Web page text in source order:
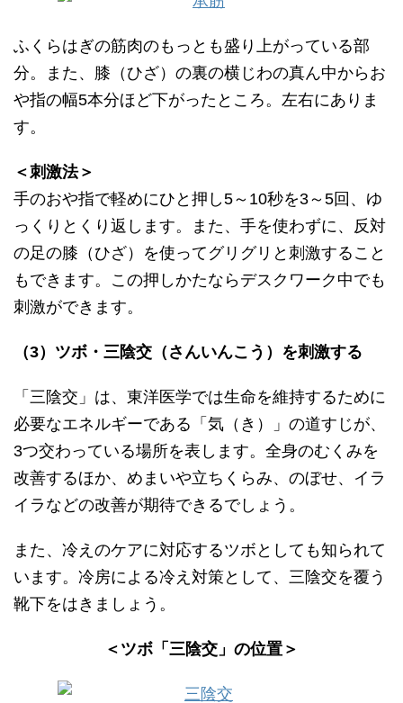
ふくらはぎの筋肉のもっとも盛り上がっている部
分。また、膝（ひざ）の裏の横じわの真ん中からお
や指の幅5本分ほど下がったところ。左右にありま
す。
＜刺激法＞
手のおや指で軽めにひと押し5～10秒を3～5回、ゆ
っくりとくり返します。また、手を使わずに、反対
の足の膝（ひざ）を使ってグリグリと刺激すること
もできます。この押しかたならデスクワーク中でも
刺激ができます。
（3）ツボ・三陰交（さんいんこう）を刺激する
「三陰交」は、東洋医学では生命を維持するために
必要なエネルギーである「気（き）」の道すじが、
3つ交わっている場所を表します。全身のむくみを
改善するほか、めまいや立ちくらみ、のぼせ、イラ
イラなどの改善が期待できるでしょう。
また、冷えのケアに対応するツボとしても知られて
います。冷房による冷え対策として、三陰交を覆う
靴下をはきましょう。
＜ツボ「三陰交」の位置＞